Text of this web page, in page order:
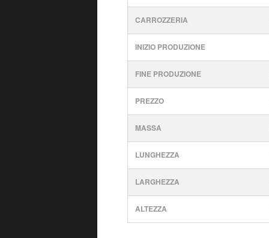
CARROZZERIA
INIZIO PRODUZIONE
FINE PRODUZIONE
PREZZO
MASSA
LUNGHEZZA
LARGHEZZA
ALTEZZA